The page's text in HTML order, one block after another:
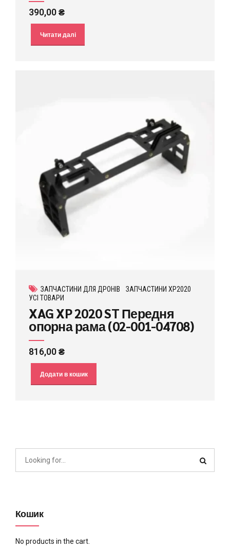
390,00₴
Читати далі
ЗАПЧАСТИНИ ДЛЯ ДРОНІВ
ЗАПЧАСТИНИ XP2020
УСІ ТОВАРИ
XAG XP 2020 ST Передня
опорна рама (02-001-04708)
816,00₴
Додати в кошик
Кошик
No products in the cart.